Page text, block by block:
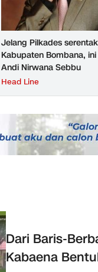
Jelang Pilkades
Kabupaten Bombana, ini
Andi Nirwana Sebbu
Head Line
Dari Baris-
Kabaena